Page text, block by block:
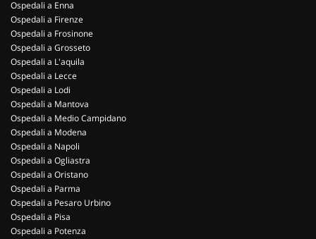
Ospedali a Enna
Ospedali a Firenze
Ospedali a Frosinone
Ospedali a Grosseto
Ospedali a L'aquila
Ospedali a Lecce
Ospedali a Lodi
Ospedali a Mantova
Ospedali a Medio Campidano
Ospedali a Modena
Ospedali a Napoli
Ospedali a Ogliastra
Ospedali a Oristano
Ospedali a Parma
Ospedali a Pesaro Urbino
Ospedali a Pisa
Ospedali a Potenza